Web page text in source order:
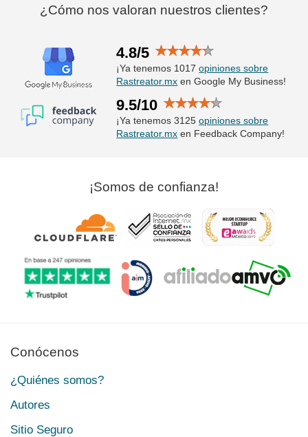
¿Cómo nos valoran nuestros clientes?
4.8/5
¡Ya tenemos 1017opiniones sobre
Rastreator.mx en Google My Business!
9.5/10
¡Ya tenemos 3125opiniones sobre
Rastreator.mx en Feedback Company!
¡Somos de confianza!
Conócenos
¿Quiénes somos?
Autores
Sitio Seguro